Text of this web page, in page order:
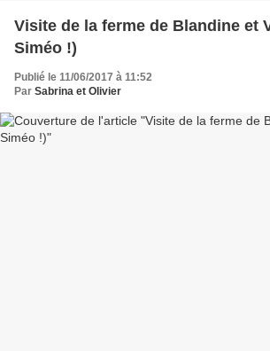
Visite de la ferme de Blandine et
Siméo !)
Publié le 11/06/2017 à 11:52
Par Sabrina et Olivier